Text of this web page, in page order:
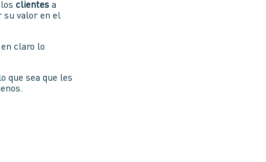
losclientes a
su valor en el
en claro lo
que sea que les